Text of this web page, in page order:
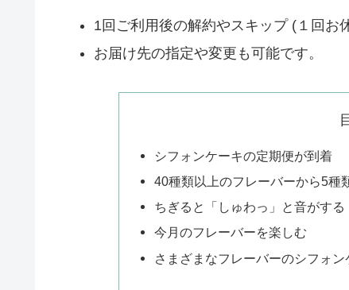
1回ご利用後の解約やスキップ (１回お
お届け先の指定や変更も可能です。
シフォンケーキの定期便が到着
40種類以上のフレーバーから5種
ちぎると「しゅわっ」と音がする
今月のフレーバーを楽しむ
さまざまなフレーバーのシフォ